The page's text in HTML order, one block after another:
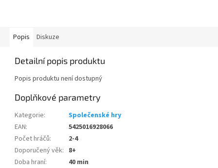
Popis Diskuze
Detailní popis produktu
Popis produktu není dostupný
Doplňkové parametry
Kategorie:
Společenské hry
EAN:
5425016928066
Počet hráčů:
2-4
Doporučený věk: 8+
Doba hraní: 40 min